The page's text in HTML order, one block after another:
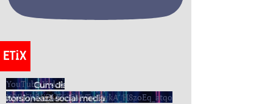
YouTube Video
UCIh5KRIiZLE6oSMrTpjDvkA_H8zoEq_atqo